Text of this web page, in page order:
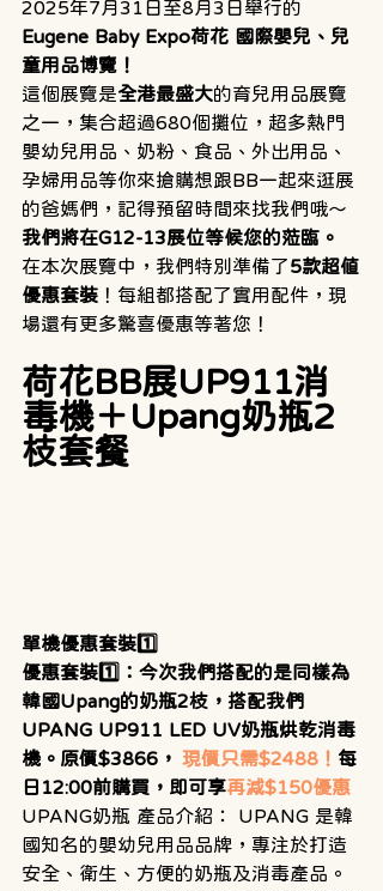
2025年7月31日至8月3日舉行的
Eugene Baby Expo荷花 國際嬰兒、兒
童用品博覽！
這個展覽是全港最盛大的育兒用品展覽
之一，集合超過680個攤位，超多熱門
嬰幼兒用品、奶粉、食品、外出用品、
孕婦用品等你來搶購想跟BB一起來逛展
的爸媽們，記得預留時間來找我們哦～
我們將在G12-13展位等候您的蒞臨。
在本次展覽中，我們特別準備了5款超值
優惠套裝 ！每組都搭配了實用配件，現
場還有更多驚喜優惠等著您！
荷花BB展UP911消
毒機＋Upang奶瓶2
枝套餐
單機優惠套裝1️⃣
優惠套裝1️⃣：今次我們搭配的是同樣為
韓國Upang的奶瓶2枝，搭配我們
UPANG UP911 LED UV奶瓶烘乾消毒
機。原價$3866， 現價只需$2488！ 每
日12:00前購買，即可享再減$150優惠
UPANG奶瓶 產品介紹： UPANG 是韓
國知名的嬰幼兒用品品牌，專注於打造
安全、衛生、方便的奶瓶及消毒產品。